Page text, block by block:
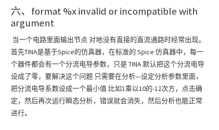
六、format %x invalid or incompatible with
argument
当一个电路里面输出节点 对地没有直接的直流通路时经常出现。
首先TINA是基于Spice的仿真器，在标准的 Spice 仿真器中，每一
个器件都会有一个分流电导参数，只是 TINA 默认把这个分流电导
设成了零，要解决这个问题 只需要在分析—设定分析参数里面，
把分流电导系数设成一个最小值 比如1乘以10的-12次方，点击确
定，然后再次运行瞬态分析，错误就会消失，然后分析也能正常
进行。